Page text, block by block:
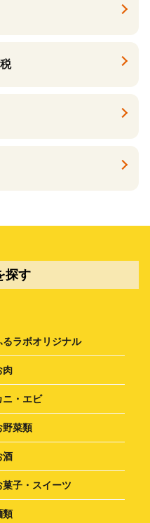
探す
るラボオリジナル
肉
ニ・エビ
野菜類
酒
菓子・スイーツ
類